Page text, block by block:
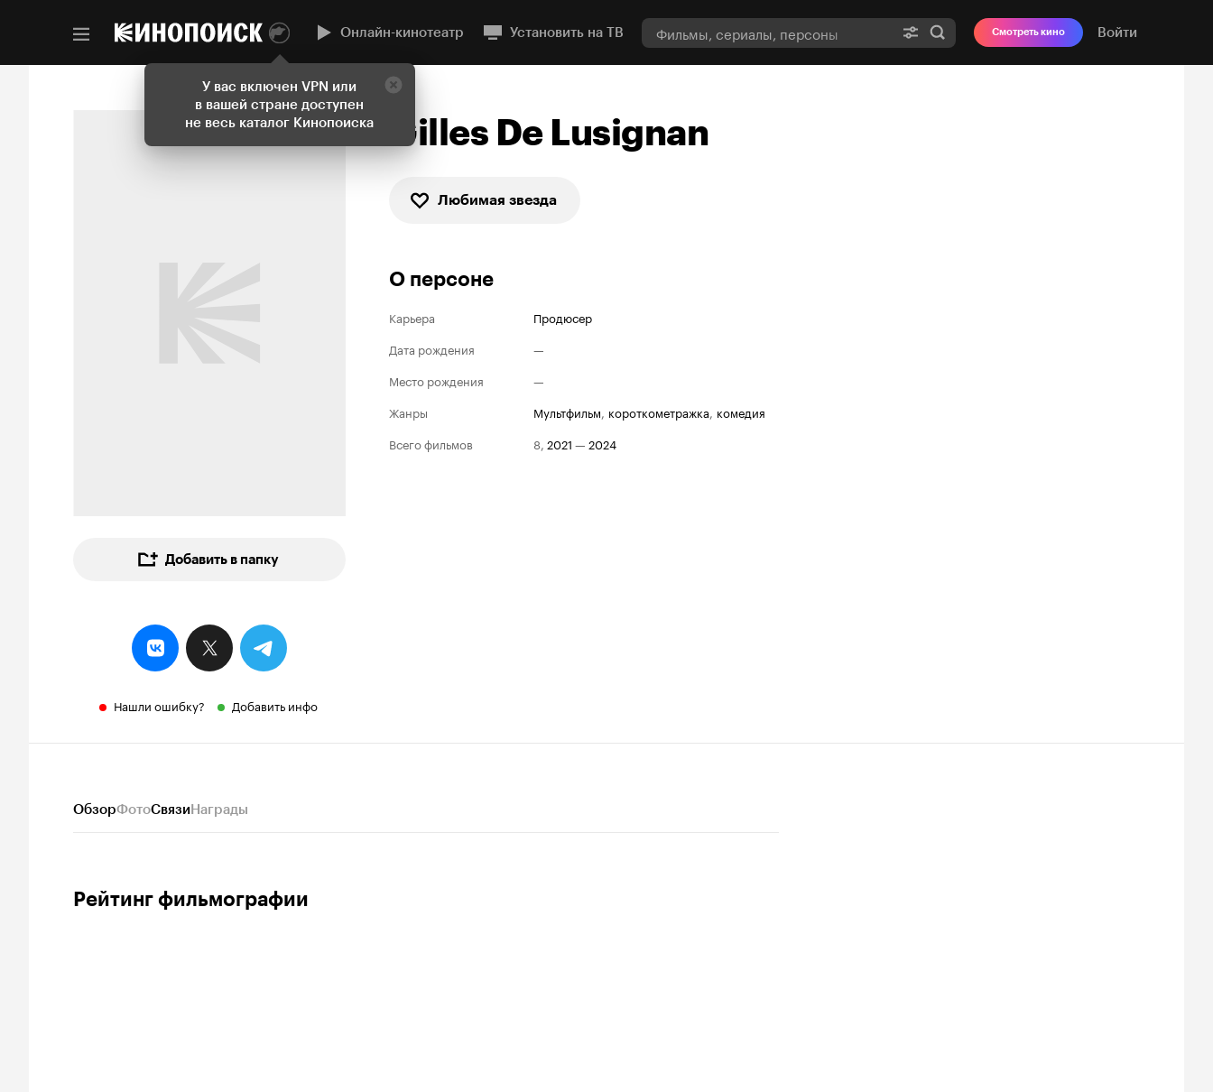
У вас включен VPN или
в вашей стране доступен
не весь каталог Кинопоиска
Онлайн-кинотеатр Установить на ТВ Смотреть кино Войти
Добавить в папку
Нашли ошибку? Добавить инфо
Gilles De Lusignan
Любимая звезда
О персоне
Карьера
Продюсер
Дата рождения
—
Место рождения
—
Жанры
мультфильм, короткометражка, комедия
Всего фильмов
8, 2021 — 2024
ОбзорФотоСвязиНаграды
Рейтинг фильмографии